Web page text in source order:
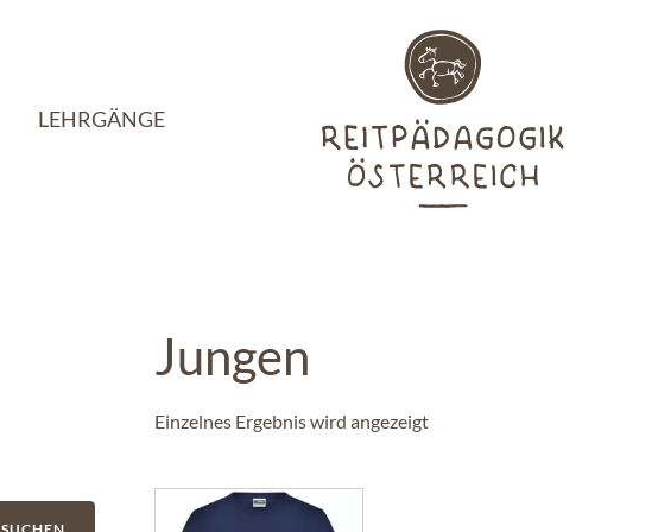
LEHRGÄNGE
Jungen
Einzelnes Ergebnis wird angezeigt
Dieses